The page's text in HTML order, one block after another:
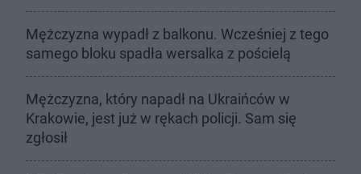
Mężczyzna wypadł z balkonu. Wcześniej z tego
samego bloku spadła wersalka z pościelą
Mężczyzna, który napadł na Ukraińców w
Krakowie, jest już w rękach policji. Sam się
zgłosił